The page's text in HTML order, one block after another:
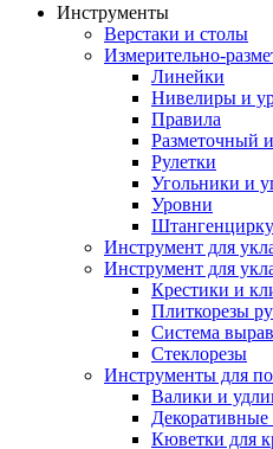
Инструменты
Верстаки и столы
Измерительно-
Линейки
Нивелиры и
Правила
Разметочный
Рулетки
Угольники и
Уровни
Инструмент для
Инструмент для
Крестики и
Плиткорезы
Система
Стеклорезы
Инструменты для
Валики и
Кюветки для